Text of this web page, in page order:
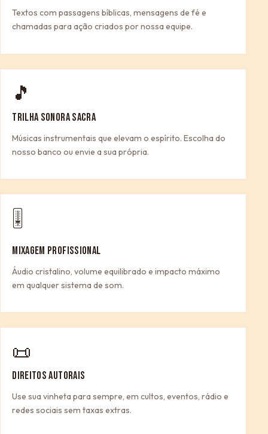
Textos com passagens bíblicas, mensagens de fé e
chamadas para ação criados por nossa equipe.
🎵
TRILHA SONORA SACRA
Músicas instrumentais que elevam o espírito. Escolha do
nosso banco ou envie a sua própria.
🎚
MIXAGEM PROFISSIONAL
Áudio cristalino, volume equilibrado e impacto máximo
em qualquer sistema de som.
📜
DIREITOS AUTORAIS
Use sua vinheta para sempre, em cultos, eventos, rádio e
redes sociais sem taxas extras.